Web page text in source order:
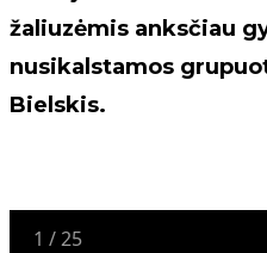
žaliuzėmis anksčiau
nusikalstamos
Bielskis.
1 /25